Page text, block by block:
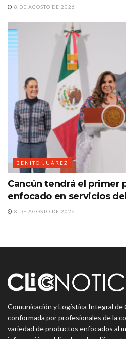
8 DE AGOSTO DE 2026
BENITO JUÁREZ
Cancún tendrá el primer
enfocado en servicios
8 DE AGOSTO DE 2026
Comunicación y Logística Integral de
conformada por profesionales de la
variedad de productos enfocados al